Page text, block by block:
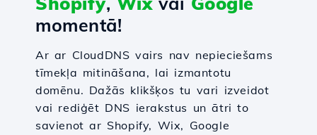
momentā!
Ar ar CloudDNS vairs nav nepieciešams
tīmekļa mitināšana, lai izmantotu
domēnu. Dažās klikšķos tu vari izveidot
vai rediģēt DNS ierakstus un ātri to
savienot ar Shopify, Wix, Google